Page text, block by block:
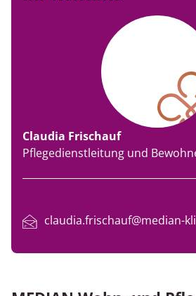
Claudia Frischauf
Pflegedienstleitung und
claudia.frischauf@median-